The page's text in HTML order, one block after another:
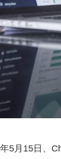
5月15日、